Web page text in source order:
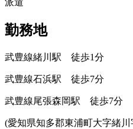
派遣
勤務地
武豊線緒川駅 徒歩1分
武豊線石浜駅 徒歩7分
武豊線尾張森岡駅 徒歩7分
(愛知県知多郡東浦町大字緒